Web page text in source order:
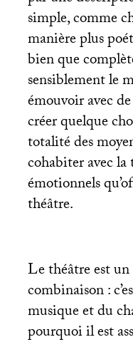
simple, comme
manière plus
bien que
sensiblement le
émouvoir avec
créer quelque
totalité des
cohabiter avec
émotionnels
théâtre.
Le théâtre est
combinaison :
musique et du
pourquoi il est